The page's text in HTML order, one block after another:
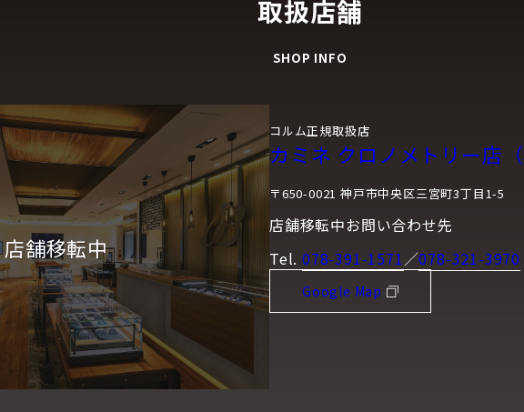
取扱店舗
SHOP INFO
コルム正規取扱店
カミネ クロノメトリー店（
〒650-0021 神戸市中央区三宮町3丁目1-5
店舗移転中お問い合わせ先
Tel. 078-391-1571／078-321-3970
Google Map